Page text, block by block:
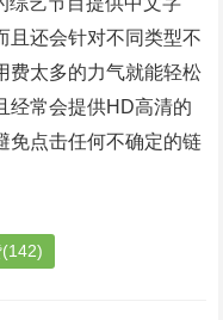
且还会针对不同类型不
费太多的力气就能轻松
经常会提供HD高清的
免点击任何不确定的链
(142)